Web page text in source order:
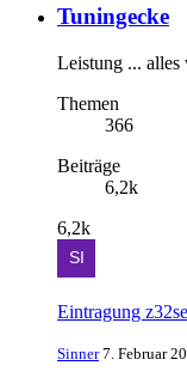
Tuningecke
Leistung ... alles
Themen
366
Beiträge
6,2k
6,2k
Eintragung
Sinner 7. Februar